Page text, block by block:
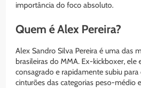
importância do foco absoluto.
Quem é Alex Pereira?
Alex Sandro Silva Pereira é uma das
brasileiras do MMA. Ex-kickboxer, ele
consagrado e rapidamente subiu para
cinturões das categorias peso-médio